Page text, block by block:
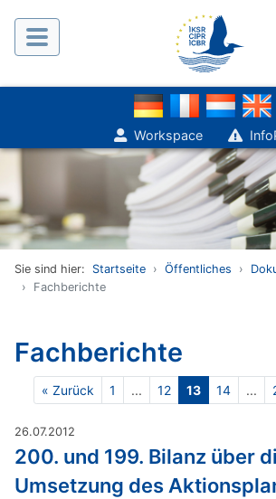
Workspace
Sie sind hier: Startseite Öffentliches
Fachberichte
Fachberichte
« Zurück 1 ... 12 13 14 ...
26.07.2012
200. und 199. Bilanz über
Umsetzung des